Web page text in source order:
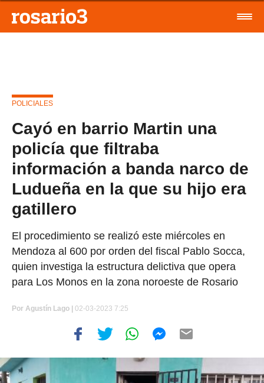
POLICIALES
Cayó en barrio Martin una
policía que filtraba
información a banda narco de
Ludueña en la que su hijo era
gatillero
El procedimiento se realizó este miércoles en
Mendoza al 600 por orden del fiscal Pablo Socca,
quien investiga la estructura delictiva que opera
para Los Monos en la zona noroeste de Rosario
Por Agustín Lago 02-03-2023 7:25